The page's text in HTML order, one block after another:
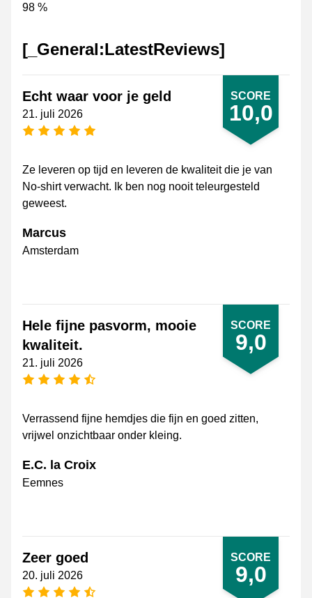
98 %
[_General:LatestReviews]
SCORE
10,0
Echt waar voor je geld
21. juli 2026
[_General:NumberOfStarsPluralFormat]
Ze leveren op tijd en leveren de kwaliteit die je van
No-shirt verwacht. Ik ben nog nooit teleurgesteld
geweest.
Marcus
Amsterdam
SCORE
9,0
Hele fijne pasvorm, mooie
kwaliteit.
21. juli 2026
[_General:NumberOfStarsPluralFormat]
Verrassend fijne hemdjes die fijn en goed zitten,
vrijwel onzichtbaar onder kleing.
E.C. la Croix
Eemnes
SCORE
9,0
Zeer goed
20. juli 2026
[_General:NumberOfStarsPluralFormat]